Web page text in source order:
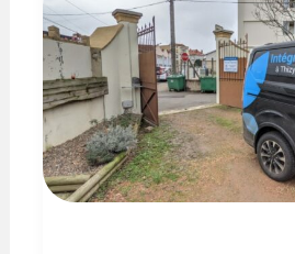
PORTAIL
A
BATTANTS
SOMFY
A
ROANNE
(42)